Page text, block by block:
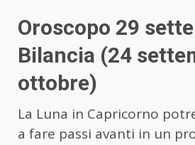
Oroscopo 29
Bilancia (24
ottobre)
La Luna in Capricorno
a fare passi avanti in un